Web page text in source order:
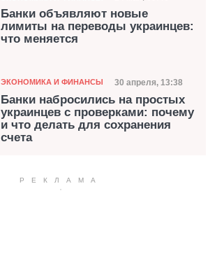
Банки объявляют новые
лимиты на переводы украинцев:
что меняется
Категория
ЭКОНОМИКА И ФИНАНСЫ Дата публикации
30 апреля, 13:38
Банки набросились на простых
украинцев с проверками: почему
и что делать для сохранения
счета